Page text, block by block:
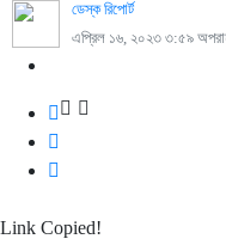
ডেস্ক রিপোর্ট
এপ্রিল ১৬, ২০২৩ ৩:৫৯
Link Copied!